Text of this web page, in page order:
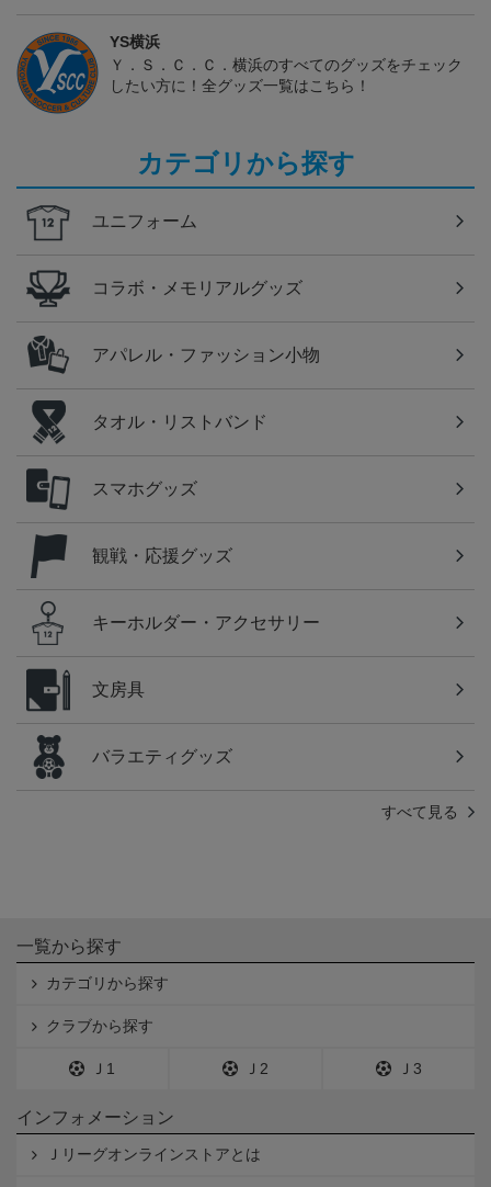
YS横浜
Ｙ．Ｓ．Ｃ．Ｃ．横浜のすべてのグッズをチェック
したい方に！全グッズ一覧はこちら！
カテゴリから探す
ユニフォーム
コラボ・メモリアルグッズ
アパレル・ファッション小物
タオル・リストバンド
スマホグッズ
観戦・応援グッズ
キーホルダー・アクセサリー
文房具
バラエティグッズ
すべて見る
一覧から探す
カテゴリから探す
クラブから探す
Ｊ1 Ｊ2 Ｊ3
インフォメーション
Ｊリーグオンラインストアとは